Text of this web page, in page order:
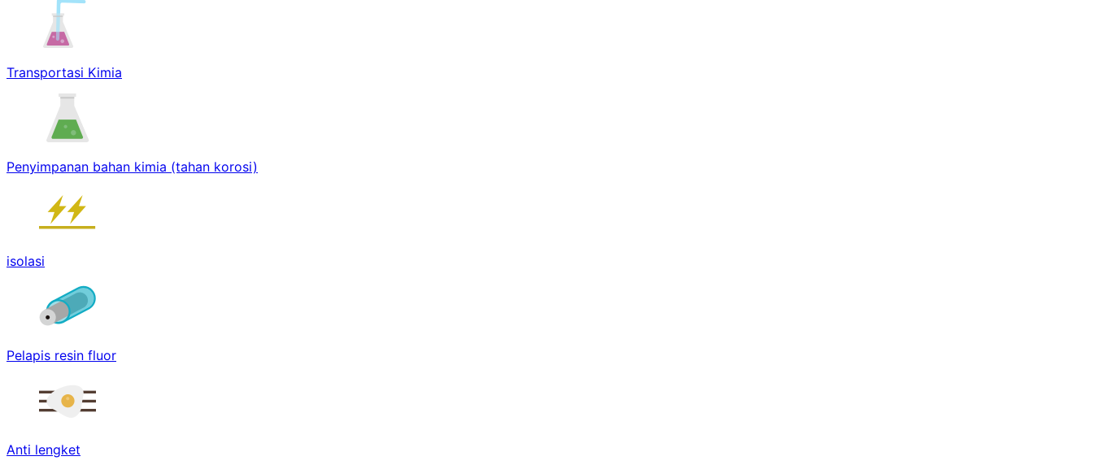
Transportasi Kimia
Penyimpanan bahan kimia (tahan korosi)
isolasi
Pelapis resin fluor
Anti lengket